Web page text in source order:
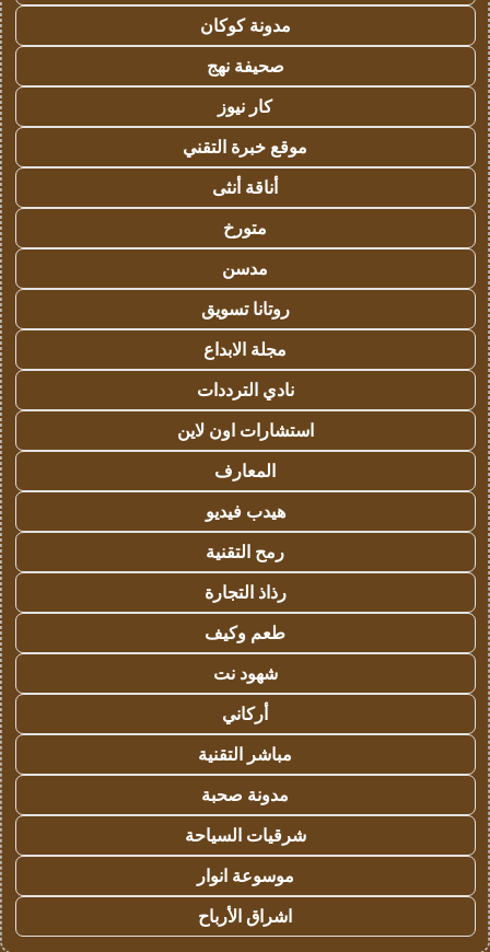
مدونة كوكان
صحيفة نهج
كار نيوز
موقع خبرة التقني
أناقة أنثى
متورخ
مدسن
روتانا تسويق
مجلة الابداع
نادي الترددات
استشارات اون لاين
المعارف
هيدب فيديو
رمح التقنية
رذاذ التجارة
طعم وكيف
شهود نت
أركاني
مباشر التقنية
مدونة صحبة
شرقيات السياحة
موسوعة انوار
اشراق الأرباح